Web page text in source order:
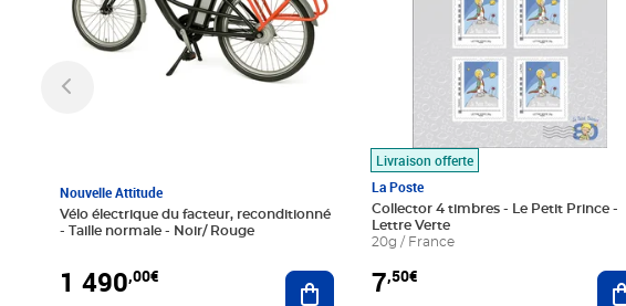
Nouvelle Attitude
Vélo électrique du facteur, reconditionné
- Taille normale - Noir/ Rouge
1 490,00€ Ajouter au panier
Livraison offerte
La Poste
Collector 4 timbres - Le Petit Prince -
Lettre Verte
20g / France
7,50€